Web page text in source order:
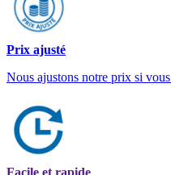
Prix ajusté
Nous ajustons notre prix si
Facile et rapide